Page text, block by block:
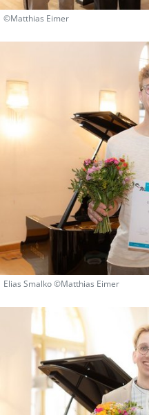
©Matthias Eimer
Elias Smalko ©Matthias Eimer